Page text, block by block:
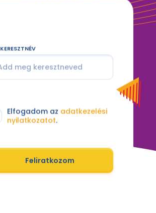
KERESZTNÉV
Elfogadom az adatkezelési
nyilatkozatot.
Feliratkozom